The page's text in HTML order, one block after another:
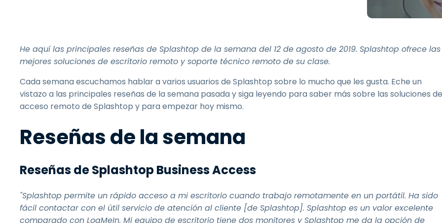
Acceso remoto a través
Acceso Remoto a
Laboratorio
Seguridad del punto final
He aquí las principales reseñas de Splashtop de la semana del 12 de agosto de 2019. Splashtop ofrece las
mejores soluciones de escritorio remoto y soporte técnico remoto de su clase.
Cada semana escuchamos hablar a varios usuarios de Splashtop sobre lo mucho que les gusta. Eche un
vistazo a las principales reseñas de la semana pasada y siga leyendo para saber más sobre las soluciones de
acceso remoto de Splashtop y para empezar hoy mismo.
Reseñas de la semana
Reseñas de Splashtop Business Access
"Splashtop permite un rápido acceso a mi escritorio cuando trabajo remotamente en un portátil. Ha sido
fácil contactar con el útil servicio de atención al cliente [de Splashtop]. Splashtop es un valor excelente
comparado con LogMeIn. Mi equipo de escritorio tiene dos monitores y Splashtop me da la opción de